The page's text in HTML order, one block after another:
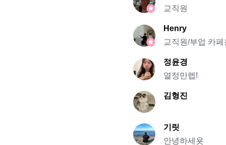
교직원
Henry
교직원/부업 카페
정윤경
열정만렙!
김형진
기릿
안녕하세욧